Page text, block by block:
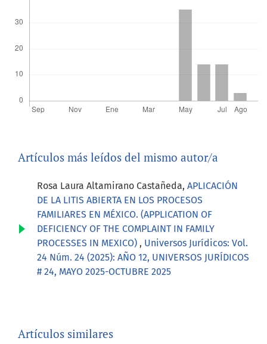
Artículos más leídos del mismo autor/a
Rosa Laura Altamirano Castañeda, APLICACIÓN
DE LA LITIS ABIERTA EN LOS PROCESOS
FAMILIARES EN MÉXICO. (APPLICATION OF
DEFICIENCY OF THE COMPLAINT IN FAMILY
PROCESSES IN MEXICO) , Universos Jurídicos: Vol.
24 Núm. 24 (2025): AÑO 12, UNIVERSOS JURÍDICOS
# 24, MAYO 2025-OCTUBRE 2025
Artículos similares